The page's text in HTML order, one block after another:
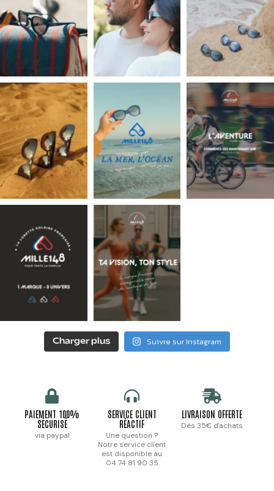
Charger plus Suivre sur Instagram
PAIEMENT 100%
SÉCURISÉ
via paypal
SERVICE CLIENT
RÉACTIF
Une question ?
Notre service client
est disponible au
04 74 81 90 35
LIVRAISON OFFERTE
Dès 35€ d'achats